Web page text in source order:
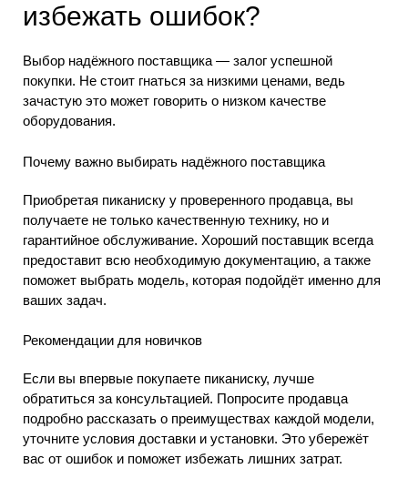
избежать ошибок?
Выбор надёжного поставщика — залог успешной
покупки. Не стоит гнаться за низкими ценами, ведь
зачастую это может говорить о низком качестве
оборудования.
Почему важно выбирать надёжного поставщика
Приобретая пиканиску у проверенного продавца, вы
получаете не только качественную технику, но и
гарантийное обслуживание. Хороший поставщик всегда
предоставит всю необходимую документацию, а также
поможет выбрать модель, которая подойдёт именно для
ваших задач.
Рекомендации для новичков
Если вы впервые покупаете пиканиску, лучше
обратиться за консультацией. Попросите продавца
подробно рассказать о преимуществах каждой модели,
уточните условия доставки и установки. Это убережёт
вас от ошибок и поможет избежать лишних затрат.